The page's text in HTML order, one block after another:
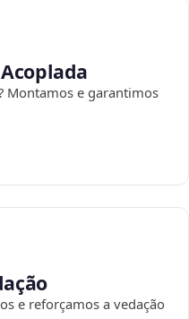
Montamos e garantimos
e reforçamos a vedação